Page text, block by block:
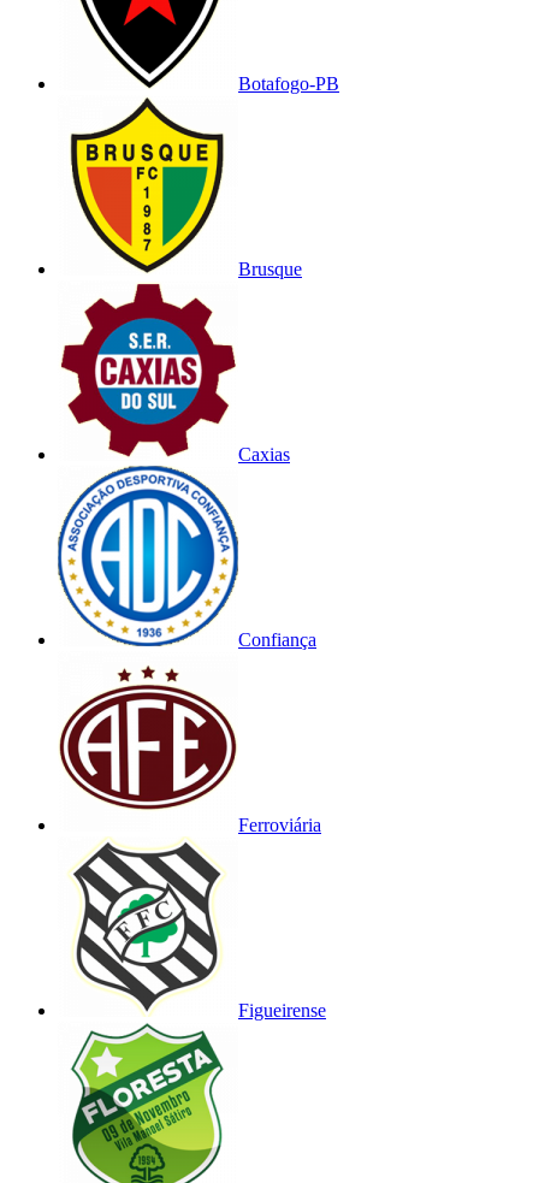
Botafogo-PB
Brusque
Caxias
Confiança
Ferroviária
Figueirense